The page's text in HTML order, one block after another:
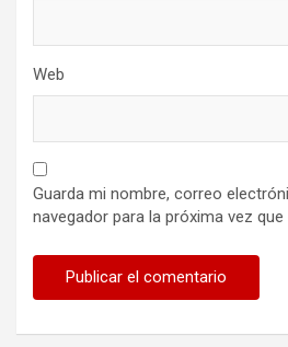
Web
Guarda mi nombre, correo
navegador para la próxima vez